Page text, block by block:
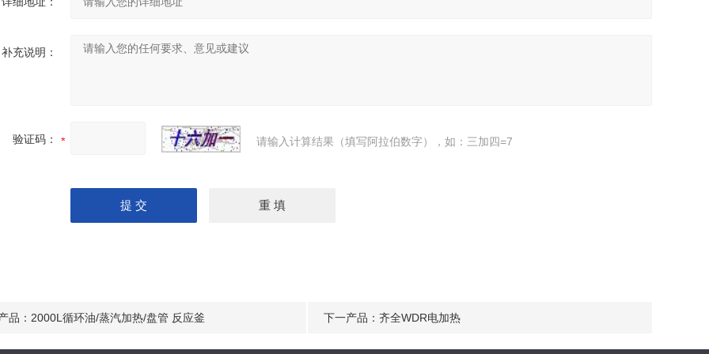
补充说明：
验证码： 请输入计算结果（填写阿拉伯数字），如：三加四=7
品： 2000L循环油/蒸汽加热/盘管 反应釜 下一产品： 齐全WDR电加热